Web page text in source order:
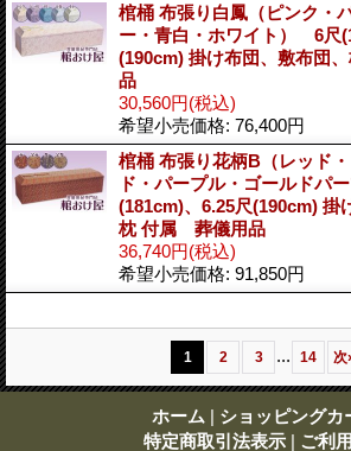
棺桶 布張り白鳳（ピンク・
ー・青白・ホワイト） 6尺
(190cm) 掛け布団、敷布団
品
30,560円(税込)
希望小売価格: 76,400円
棺桶 布張り花柄B（レッド
ド・パープル・ゴールドパ
(181cm)、6.25尺(190cm) 掛
枕 付属 葬儀用品
36,740円(税込)
希望小売価格: 91,850円
1 2 3 ... 14 次
ホーム | ショッピングカ
特定商取引法表示 | ご利